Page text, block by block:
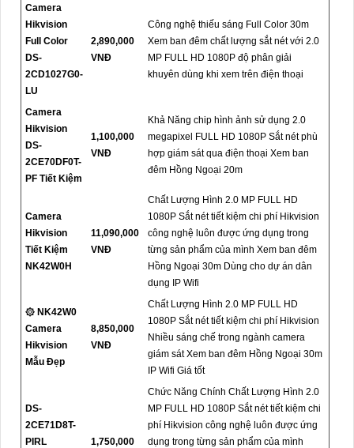
Camera
Hikvision
Full Color
DS-
2CD1027G0-
LU
2,890,000
VNĐ
Công nghệ thiếu sáng Full Color 30m
Xem ban đêm chất lượng sắt nét với 2.0
MP FULL HD 1080P độ phân giải
khuyên dùng khi xem trên điện thoại
Camera
Hikvision
DS-
2CE70DF0T-
PF Tiết Kiệm
1,100,000
VNĐ
Khả Năng chip hình ảnh sử dụng 2.0
megapixel FULL HD 1080P Sắt nét phù
hợp giám sát qua điện thoại Xem ban
đêm Hồng Ngoại 20m
Camera
Hikvision
Tiết Kiệm
NK42W0H
11,090,000
VNĐ
Chất Lượng Hình 2.0 MP FULL HD
1080P Sắt nét tiết kiệm chi phí Hikvision
công nghệ luôn được ứng dụng trong
từng sản phẩm của mình Xem ban đêm
Hồng Ngoại 30m Dùng cho dự án dân
dụng IP Wifi
۞ NK42W0
Camera
Hikvision
Mẫu Đẹp
8,850,000
VNĐ
Chất Lượng Hình 2.0 MP FULL HD
1080P Sắt nét tiết kiệm chi phí Hikvision
Nhiều sáng chế trong ngành camera
giám sát Xem ban đêm Hồng Ngoại 30m
IP Wifi Giá tốt
DS-
2CE71D8T-
PIRL
1,750,000
Chức Năng Chính Chất Lượng Hình 2.0
MP FULL HD 1080P Sắt nét tiết kiệm chi
phí Hikvision công nghệ luôn được ứng
dụng trong từng sản phẩm của mình